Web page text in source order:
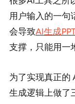
用户输入的一句
会导致AI生成
支撑，只能用一
为了实现真正的
生成逻辑上做了